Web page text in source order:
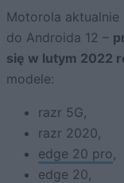
Motorola
do Androida 12 –
się w lutym 2022
modele:
razr 5G,
razr 2020,
edge 20 pro,
edge 20,